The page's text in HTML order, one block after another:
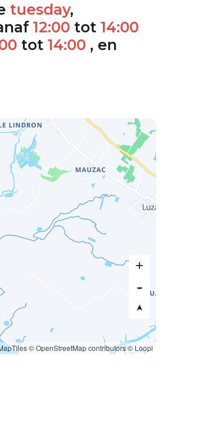
tuesday,
12:00 tot 14:00
tot 14:00 , en
© OpenStreetMap contributors© Loopi